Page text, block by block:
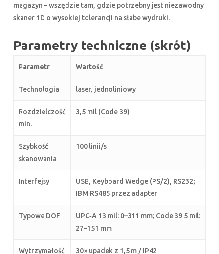
magazyn – wszędzie tam, gdzie potrzebny jest niezawodny
skaner 1D o wysokiej tolerancji na słabe wydruki.
Parametry techniczne (skrót)
Parametr Wartość
Technologia laser, jednoliniowy
Rozdzielczość
min.
3,5 mil (Code 39)
Szybkość
skanowania
100 linii/s
Interfejsy
USB, Keyboard Wedge (PS/2), RS232;
IBM RS485 przez adapter
Typowe DOF
UPC‑A 13 mil: 0–311 mm; Code 39 5 mil:
27–151 mm
Wytrzymałość 30× upadek z 1,5 m / IP42